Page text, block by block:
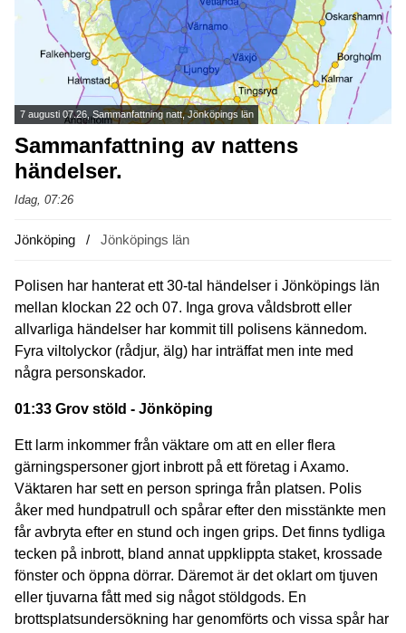
7 augusti 07.26, Sammanfattning natt, Jönköpings län
Sammanfattning av nattens
händelser.
Idag, 07:26
Jönköping Jönköpings län
Polisen har hanterat ett 30-tal händelser i Jönköpings län
mellan klockan 22 och 07. Inga grova våldsbrott eller
allvarliga händelser har kommit till polisens kännedom.
Fyra viltolyckor (rådjur, älg) har inträffat men inte med
några personskador.
01:33 Grov stöld - Jönköping
Ett larm inkommer från väktare om att en eller flera
gärningspersoner gjort inbrott på ett företag i Axamo.
Väktaren har sett en person springa från platsen. Polis
åker med hundpatrull och spårar efter den misstänkte men
får avbryta efter en stund och ingen grips. Det finns tydliga
tecken på inbrott, bland annat uppklippta staket, krossade
fönster och öppna dörrar. Däremot är det oklart om tjuven
eller tjuvarna fått med sig något stöldgods. En
brottsplatsundersökning har genomförts och vissa spår har